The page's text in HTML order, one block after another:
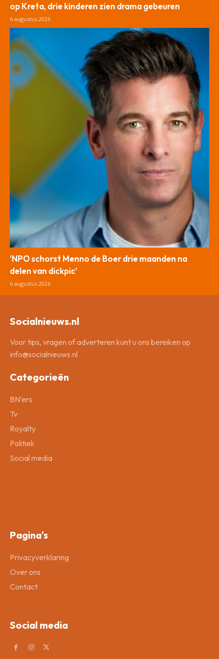
op Kreta, drie kinderen zien drama gebeuren
6 augustus 2026
‘NPO schorst Menno de Boer drie maanden na
delen van dickpic’
6 augustus 2026
Socialnieuws.nl
Voor tips, vragen of adverteren kunt u ons bereiken op
info@socialnieuws.nl
Categorieën
BN’ers
Tv
Royalty
Politiek
Social media
Pagina's
Privacyverklaring
Over ons
Contact
Social media